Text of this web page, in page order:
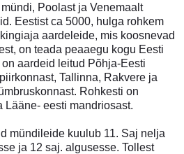
Poolast ja Venemaalt
Eestist ca 5000, hulga rohkem
aardeleide, mis koosnevad
on teada peaaegu kogu Eesti
aardeid leitud Põhja-Eesti
Tallinna, Rakvere ja
Rohkesti on
Lääne- eesti mandriosast.
mündileide kuulub 11. Saj nelja
ja 12 saj. algusesse. Tollest